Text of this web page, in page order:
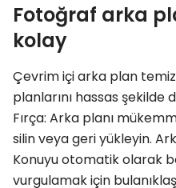
Fotoğraf arka
kolay
Çevrim içi arka plan
planlarını hassas şekilde
Fırça: Arka planı
silin veya geri yükleyin.
Konuyu otomatik olarak
vurgulamak için